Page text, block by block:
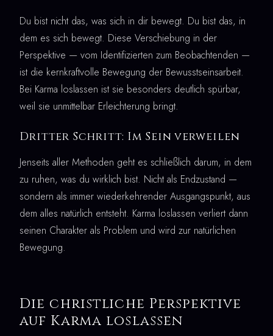
Du bist nicht das, was sich in dir bewegt. Du bist das, in
dem es sich bewegt. Diese Verschiebung in der
Perspektive — vom Identifizierten zum Beobachtenden —
ist die kernkraftvolle Bewegung der Bewusstseinsarbeit.
Bei Karma loslassen ist sie besonders deutlich spürbar,
weil sie unmittelbar Erleichterung bringt.
Dritter Schritt: Im Sein verweilen
Jenseits aller Methoden geht es schließlich darum, in dem
zu ruhen, was du wirklich bist. Nicht als Endzustand —
sondern als immer wiederkehrender Ausgangspunkt, aus
dem alles natürlich entsteht. Karma loslassen verliert dann
seinen Charakter als Problem und wird zur natürlichen
Bewegung.
Die christliche Perspektive
auf Karma loslassen